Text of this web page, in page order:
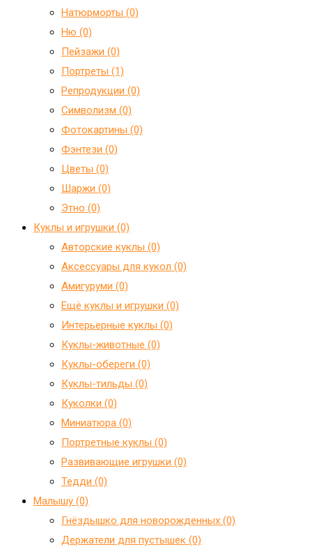
Натюрморты (0)
Ню (0)
Пейзажи (0)
Портреты (1)
Репродукции (0)
Символизм (0)
Фотокартины (0)
Фэнтези (0)
Цветы (0)
Шаржи (0)
Этно (0)
Куклы и игрушки (0)
Авторские куклы (0)
Аксессуары для кукол (0)
Амигуруми (0)
Ещё куклы и игрушки (0)
Интерьерные куклы (0)
Куклы-животные (0)
Куклы-обереги (0)
Куклы-тильды (0)
Куколки (0)
Миниатюра (0)
Портретные куклы (0)
Развивающие игрушки (0)
Тедди (0)
Малышу (0)
Гнёздышко для новорожденных (0)
Держатели для пустышек (0)